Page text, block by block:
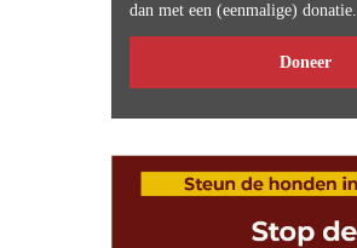
dan met een (eenmalige) donatie.
Doneer